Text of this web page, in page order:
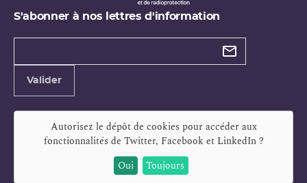
S'abonner à nos lettres d'information
Types de
Valider
Autorisez le dépôt de cookies pour accéder aux
fonctionnalités de Twitter, Facebook et LinkedIn?
Oui
Toujours